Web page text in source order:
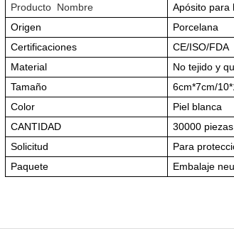
Producto Nombre
Apósito para
Origen
Porcelana
Certificaciones
CE/ISO/FDA
Material
No tejido y
Tamaño
6cm*7cm/
Color
Piel blanca
CANTIDAD
30000 piezas
Solicitud
Para
Paquete
Embalaje